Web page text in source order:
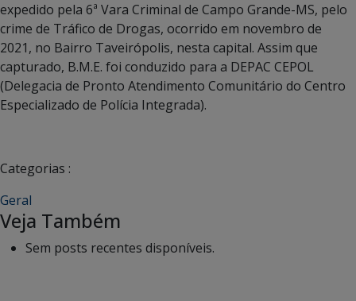
expedido pela 6ª Vara Criminal de Campo Grande-MS, pelo
crime de Tráfico de Drogas, ocorrido em novembro de
2021, no Bairro Taveirópolis, nesta capital. Assim que
capturado, B.M.E. foi conduzido para a DEPAC CEPOL
(Delegacia de Pronto Atendimento Comunitário do Centro
Especializado de Polícia Integrada).
Categorias :
Geral
Veja Também
Sem posts recentes disponíveis.